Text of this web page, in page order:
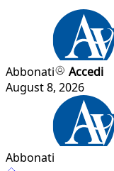
Abbonati
Accedi
August 8, 2026
Abbonati